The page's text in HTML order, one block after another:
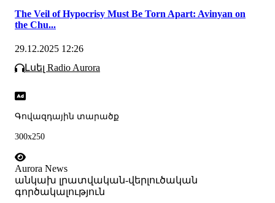
The Veil of Hypocrisy Must Be Torn Apart: Avinyan on
the Chu...
29.12.2025 12:26
Լսել Radio Aurora
Գովազդային տարածք
300x250
Aurora News
անկախ լրատվական-վերլուծական
գործակալություն